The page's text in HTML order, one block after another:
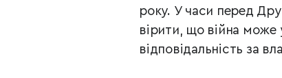
року. У часи перед
вірити, що війна може
відповідальність за